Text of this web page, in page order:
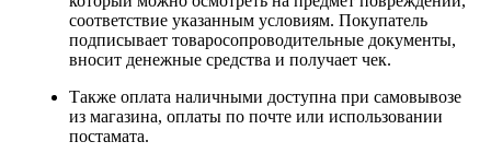
соответствие указанным условиям. Покупатель
подписывает товаросопроводительные документы,
вносит денежные средства и получает чек.
Также оплата наличными доступна при самовывозе
из магазина, оплаты по почте или использовании
постамата.